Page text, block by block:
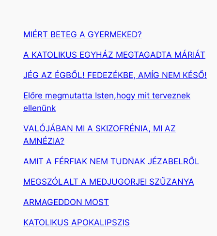
MIÉRT BETEG A GYERMEKED?
A KATOLIKUS EGYHÁZ MEGTAGADTA MÁRIÁT
JÉG AZ ÉGBŐL! FEDEZÉKBE, AMÍG NEM KÉSŐ!
Előre megmutatta Isten,hogy mit terveznek
ellenünk
VALÓJÁBAN MI A SKIZOFRÉNIA, MI AZ
AMNÉZIA?
AMIT A FÉRFIAK NEM TUDNAK JÉZABELRŐL
MEGSZÓLALT A MEDJUGORJEI SZŰZANYA
ARMAGEDDON MOST
KATOLIKUS APOKALIPSZIS